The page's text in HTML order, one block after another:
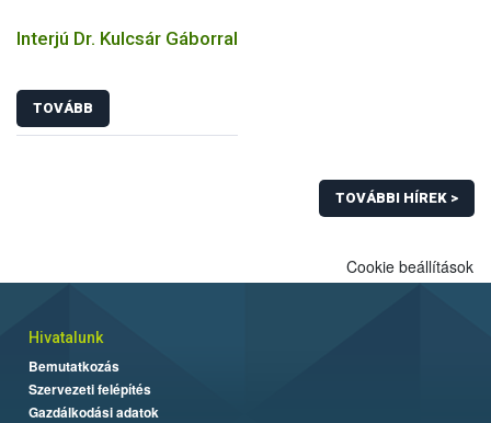
Interjú Dr. Kulcsár Gáborral
TOVÁBB
TOVÁBBI HÍREK >
Cookie beállítások
Hivatalunk
Bemutatkozás
Szervezeti felépítés
Gazdálkodási adatok